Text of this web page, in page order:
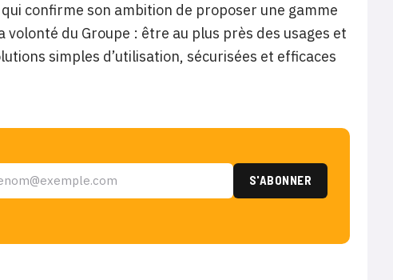
confirme son ambition de proposer une gamme
du Groupe : être au plus près des usages et
simples d’utilisation, sécurisées et efficaces